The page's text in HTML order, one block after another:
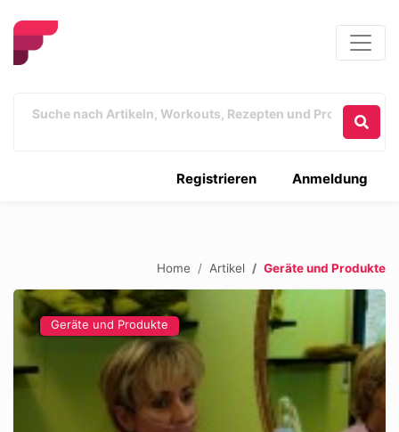
Anmeldung
Registrieren
Home Artikel Geräte und Produkte
Geräte und Produkte